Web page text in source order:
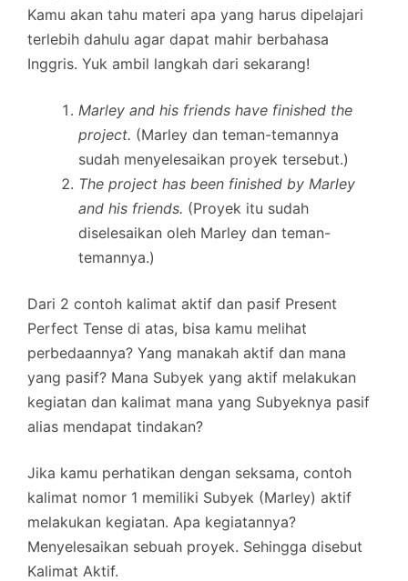
Kamu akan tahu materi apa yang harus dipelajari
terlebih dahulu agar dapat mahir berbahasa
Inggris. Yuk ambil langkah dari sekarang!
Marley and his friends have finished the
project. (Marley dan teman-temannya
sudah menyelesaikan proyek tersebut.)
The project has been finished by Marley
and his friends. (Proyek itu sudah
diselesaikan oleh Marley dan teman-
temannya.)
Dari 2 contoh kalimat aktif dan pasif Present
Perfect Tense di atas, bisa kamu melihat
perbedaannya? Yang manakah aktif dan mana
yang pasif? Mana Subyek yang aktif melakukan
kegiatan dan kalimat mana yang Subyeknya pasif
alias mendapat tindakan?
Jika kamu perhatikan dengan seksama, contoh
kalimat nomor 1 memiliki Subyek (Marley) aktif
melakukan kegiatan. Apa kegiatannya?
Menyelesaikan sebuah proyek. Sehingga disebut
Kalimat Aktif.